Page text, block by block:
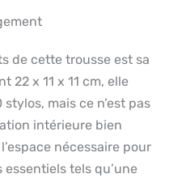
de cette trousse est sa
22 x 11 x 11 cm, elle
mais ce n’est pas
intérieure bien
nécessaire pour
tels qu’une